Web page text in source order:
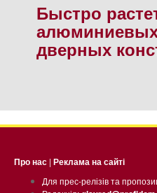
Быстро
дверных
Про нас | Реклама на сайті
Для прес-релізів та